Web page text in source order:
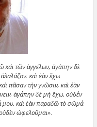
καὶ τῶν ἀγγέλων, ἀγάπην δὲ
καὶ ἐὰν ἔχω
πᾶσαν τὴν γνῶσιν, καὶ ἐὰν
ἀγάπην δὲ μὴ ἔχω, οὐδέν
μου, καὶ ἐὰν παραδῶ τὸ σῶμά
ὠφελοῦμαι».